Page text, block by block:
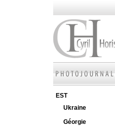
EST
Ukraine
Géorgie